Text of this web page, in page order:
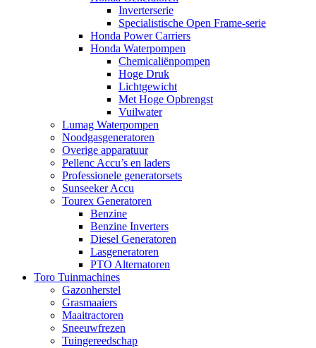
Inverterserie
Specialistische Open Frame-serie
Honda Power Carriers
Honda Waterpompen
Chemicaliënpompen
Hoge Druk
Lichtgewicht
Met Hoge Opbrengst
Vuilwater
Lumag Waterpompen
Noodgasgeneratoren
Overige apparatuur
Pellenc Accu’s en laders
Professionele generatorsets
Sunseeker Accu
Tourex Generatoren
Benzine
Benzine Inverters
Diesel Generatoren
Lasgeneratoren
PTO Alternatoren
Toro Tuinmachines
Gazonherstel
Grasmaaiers
Maaitractoren
Sneeuwfrezen
Tuingereedschap